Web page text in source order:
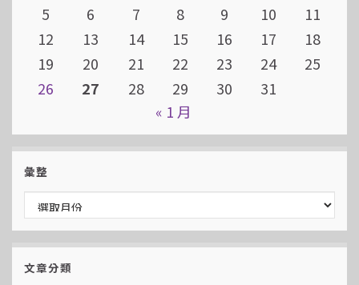
5
6 7 8 9 10
11
12
13 14 15 16 17
18
19
20 21 22 23 24
25
26
27 28 29 30
31
« 1 月
彙整
彙整
文章分類